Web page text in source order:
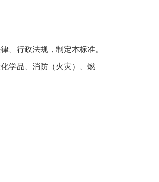
、行政法规，制定本标准。
学品、消防（火灾）、燃